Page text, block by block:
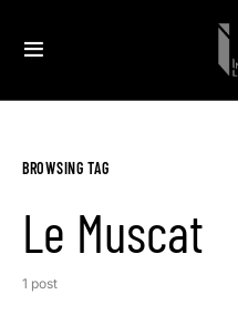
BROWSING TAG
Le Muscat
1 post